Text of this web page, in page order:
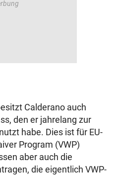
Calderano auch
den er jahrelang zur
habe. Dies ist für EU-
Program (VWP)
aber auch die
die eigentlich VWP-